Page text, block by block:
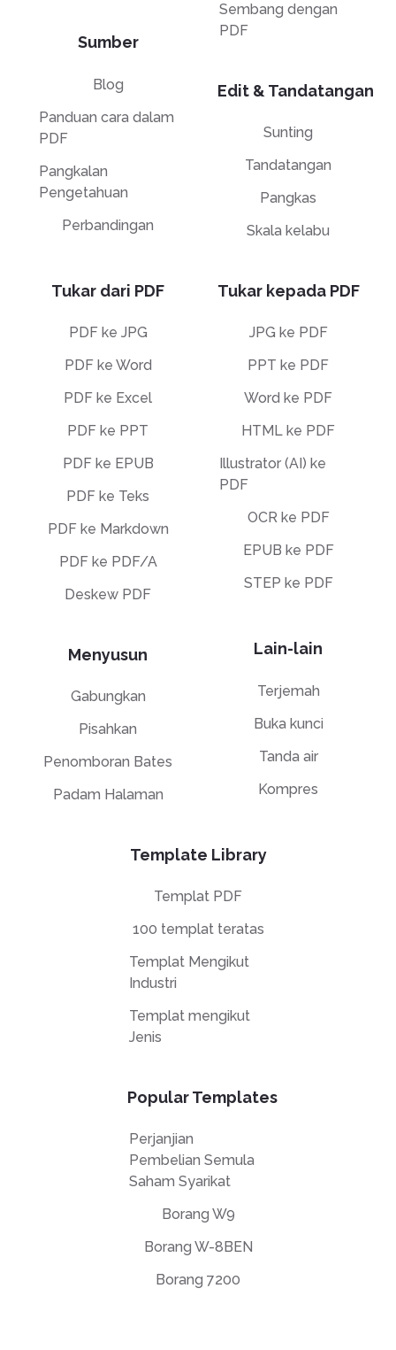
Sumber
Blog
Panduan cara dalam
PDF
Pangkalan
Pengetahuan
Perbandingan
Sembang dengan
PDF
Edit & Tandatangan
Sunting
Tandatangan
Pangkas
Skala kelabu
Tukar dari PDF
PDF ke JPG
PDF ke Word
PDF ke Excel
PDF ke PPT
PDF ke EPUB
PDF ke Teks
PDF ke Markdown
PDF ke PDF/A
Deskew PDF
Menyusun
Gabungkan
Pisahkan
Penomboran Bates
Padam Halaman
Tukar kepada PDF
JPG ke PDF
PPT ke PDF
Word ke PDF
HTML ke PDF
Illustrator (AI) ke
PDF
OCR ke PDF
EPUB ke PDF
STEP ke PDF
Lain-lain
Terjemah
Buka kunci
Tanda air
Kompres
Template Library
Templat PDF
100 templat teratas
Templat Mengikut
Industri
Templat mengikut
Jenis
Popular Templates
Perjanjian
Pembelian Semula
Saham Syarikat
Borang W9
Borang W-8BEN
Borang 7200